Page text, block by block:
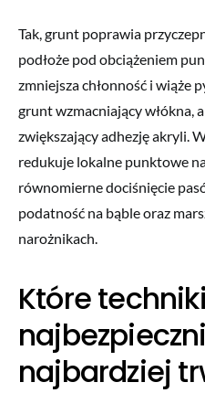
Tak, grunt poprawia
podłoże pod obciążeniem
zmniejsza chłonność i wiąże
grunt wzmacniający włókna,
zwiększający adhezję akryli.
redukuje lokalne punktowe
równomierne dociśnięcie
podatność na bąble oraz
narożnikach.
Które
najbardziej